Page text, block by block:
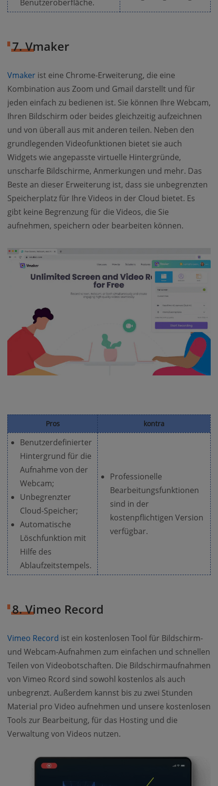
Benutzeroberfläche.
7. Vmaker
Vmaker ist eine Chrome-Erweiterung, die eine
Kombination aus Zoom und Gmail darstellt und für
jeden einfach zu bedienen ist. Sie können Ihre Webcam,
Ihren Bildschirm oder beides gleichzeitig aufzeichnen
und von überall aus mit anderen teilen. Neben den
grundlegenden Videofunktionen bietet sie auch
Widgets wie angepasste virtuelle Hintergründe,
unscharfe Bildschirme, Anmerkungen und mehr. Das
Beste an dieser Erweiterung ist, dass sie unbegrenzten
Speicherplatz für Ihre Videos in der Cloud bietet. Es
gibt keine Begrenzung für die Videos, die Sie
aufnehmen, speichern oder bearbeiten können.
Pros kontra
Benutzerdefinierter
Hintergrund für die
Aufnahme von der
Webcam;
Unbegrenzter
Cloud-Speicher;
Automatische
Löschfunktion mit
Hilfe des
Ablaufzeitstempels.
Professionelle
Bearbeitungsfunktionen
sind in der
kostenpflichtigen Version
verfügbar.
8. Vimeo Record
Vimeo Record ist ein kostenlosen Tool für Bildschirm-
und Webcam-Aufnahmen zum einfachen und schnellen
Teilen von Videobotschaften. Die Bildschirmaufnahmen
von Vimeo Rcord sind sowohl kostenlos als auch
unbegrenzt. Außerdem kannst bis zu zwei Stunden
Material pro Video aufnehmen und unsere kostenlosen
Tools zur Bearbeitung, für das Hosting und die
Verwaltung von Videos nutzen.